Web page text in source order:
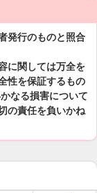
発行のものと照合
に関しては万全を
性を保証するもの
なる損害について
の責任を負いかね